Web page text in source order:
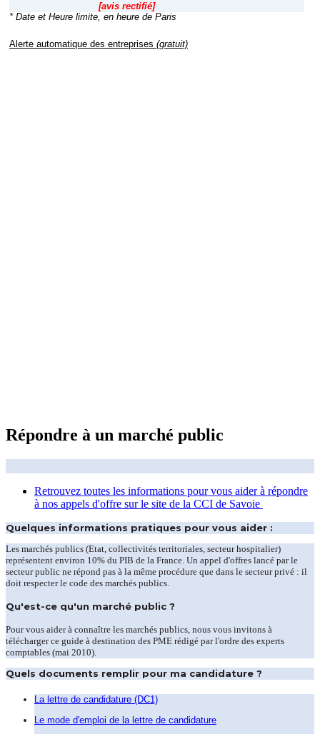
Répondre à un marché public
Retrouvez toutes les informations pour vous aider à répondre
à nos appels d'offre sur le site de la CCI de Savoie
Quelques informations pratiques pour vous aider :
Les marchés publics (Etat, collectivités territoriales, secteur hospitalier)
représentent environ 10% du PIB de la France. Un appel d'offres lancé par le
secteur public ne répond pas à la même procédure que dans le secteur privé : il
doit respecter le code des marchés publics.
Qu'est-ce qu'un marché public ?
Pour vous aider à connaître les marchés publics, nous vous invitons à
télécharger ce guide à destination des PME rédigé par l'ordre des experts
comptables (mai 2010).
Quels documents remplir pour ma candidature ?
La lettre de candidature (DC1)
Le mode d'emploi de la lettre de candidature